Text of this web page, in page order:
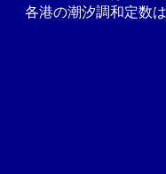
各港の潮汐調和定数